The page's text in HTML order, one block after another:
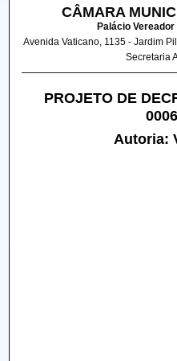
CÂMARA
Palácio
Avenida Vaticano, 1135 - Jardim
Secretaria
PROJETO DE
Autoria: